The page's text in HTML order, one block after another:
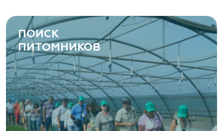
ПОИСК
ПИТОМНИКОВ